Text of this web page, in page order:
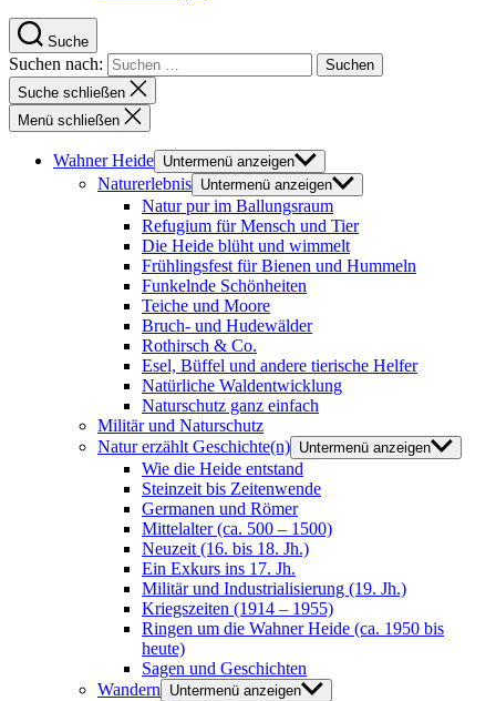
Suche
Suchen nach:
Suche schließen
Menü schließen
Wahner Heide Untermenü anzeigen
Naturerlebnis Untermenü anzeigen
Natur pur im Ballungsraum
Refugium für Mensch und Tier
Die Heide blüht und wimmelt
Frühlingsfest für Bienen und Hummeln
Funkelnde Schönheiten
Teiche und Moore
Bruch- und Hudewälder
Rothirsch & Co.
Esel, Büffel und andere tierische Helfer
Natürliche Waldentwicklung
Naturschutz ganz einfach
Militär und Naturschutz
Natur erzählt Geschichte(n) Untermenü anzeigen
Wie die Heide entstand
Steinzeit bis Zeitenwende
Germanen und Römer
Mittelalter (ca. 500 – 1500)
Neuzeit (16. bis 18. Jh.)
Ein Exkurs ins 17. Jh.
Militär und Industrialisierung (19. Jh.)
Kriegszeiten (1914 – 1955)
Ringen um die Wahner Heide (ca. 1950 bis
heute)
Sagen und Geschichten
Wandern
Untermenü anzeigen